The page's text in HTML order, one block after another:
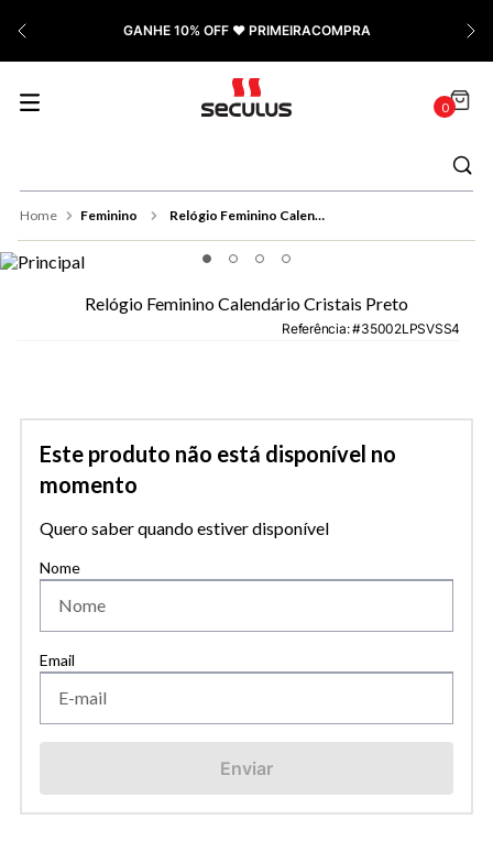
GANHE 10% OFF ❤️ PRIMEIRACOMPRA
0
Feminino Relógio Feminino Calendário Cristais Preto
Relógio Feminino Calendário Cristais Preto
Referência: 35002LPSVSS4
Este produto não está disponível no
momento
Quero saber quando estiver disponível
Enviar
9º